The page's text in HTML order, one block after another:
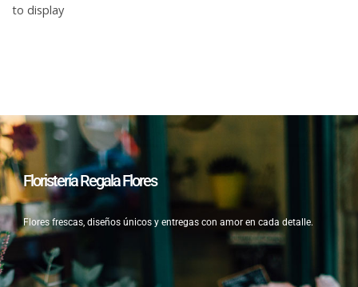
to display
Floristería Regala Flores
Flores frescas, diseños únicos y entregas con amor en cada detalle.